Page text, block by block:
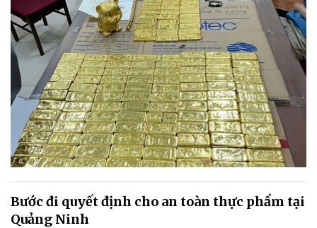
Bước đi quyết định cho an toàn thực phẩm tại
Quảng Ninh